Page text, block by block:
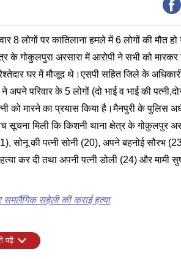
8 लोगों पर कातिलाना हमले में 6 लोगों की मौत
के गोकुलपुरा अरसारा में आरोपी ने सभी को
घर में मौजूद थे।एसपी सहित जिले के
परिवार के 5 लोगों (दो भाई व भाई की
को मारने का प्रयास किया है।मैनपुरी के पुलिस
मिली कि किशनी थाना क्षेत्र के गोकुलपुर
सोनू की पत्नी सोनी (20), अपने बहनोई सौरभ
कर दी तथा अपनी पत्नी डोली (24) और मामी
सहेली की कराई हत्या
पढ़ें